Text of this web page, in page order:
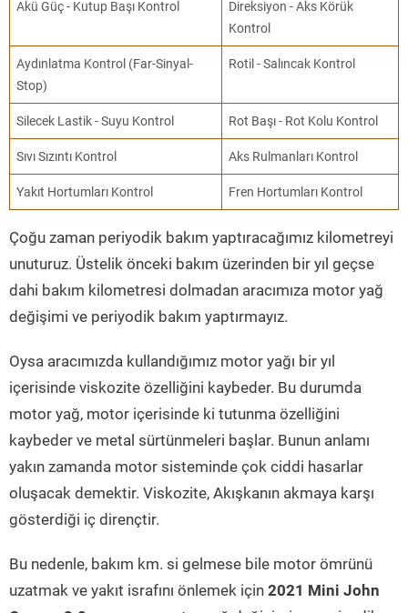
Akü Güç - Kutup Başı Kontrol
Direksiyon - Aks Körük
Kontrol
Aydınlatma Kontrol (Far-Sinyal-
Stop)
Rotil - Salıncak Kontrol
Silecek Lastik - Suyu Kontrol Rot Başı - Rot Kolu Kontrol
Sıvı Sızıntı Kontrol Aks Rulmanları Kontrol
Yakıt Hortumları Kontrol Fren Hortumları Kontrol
Çoğu zaman periyodik bakım yaptıracağımız kilometreyi
unuturuz. Üstelik önceki bakım üzerinden bir yıl geçse
dahi bakım kilometresi dolmadan aracımıza motor yağ
değişimi ve periyodik bakım yaptırmayız.
Oysa aracımızda kullandığımız motor yağı bir yıl
içerisinde viskozite özelliğini kaybeder. Bu durumda
motor yağ, motor içerisinde ki tutunma özelliğini
kaybeder ve metal sürtünmeleri başlar. Bunun anlamı
yakın zamanda motor sisteminde çok ciddi hasarlar
oluşacak demektir. Viskozite, Akışkanın akmaya karşı
gösterdiği iç dirençtir.
Bu nedenle, bakım km. si gelmese bile motor ömrünü
uzatmak ve yakıt israfını önlemek için 2021 Mini John